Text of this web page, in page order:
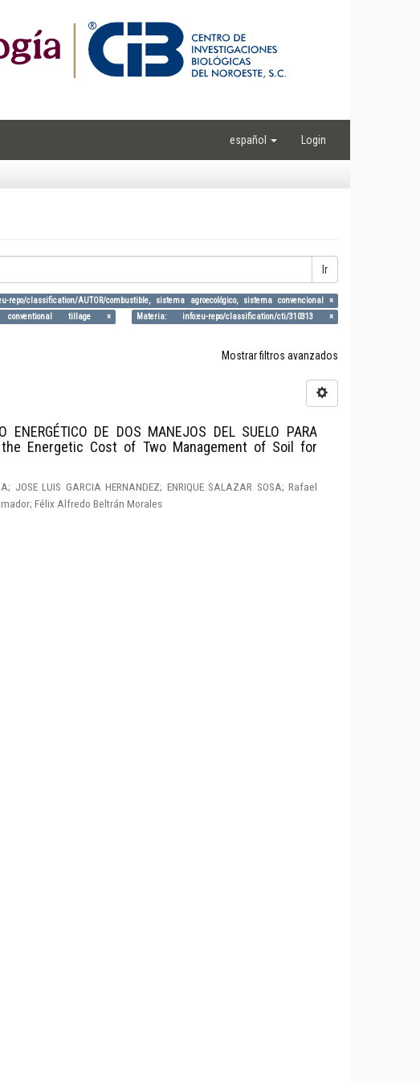
español Login
Ir
repo/classification/AUTOR/combustible, sistema agroecológico, sistema convencional ×
conventional tillage ×
Materia: info:eu-repo/classification/cti/310313 ×
Mostrar filtros avanzados
ENERGÉTICO DE DOS MANEJOS DEL SUELO PARA
the Energetic Cost of Two Management of Soil for
JOSE LUIS GARCIA HERNANDEZ; ENRIQUE SALAZAR SOSA; Rafael
Félix Alfredo Beltrán Morales